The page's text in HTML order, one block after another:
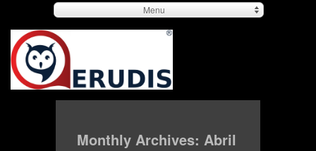
Menu
Monthly Archives: Abril